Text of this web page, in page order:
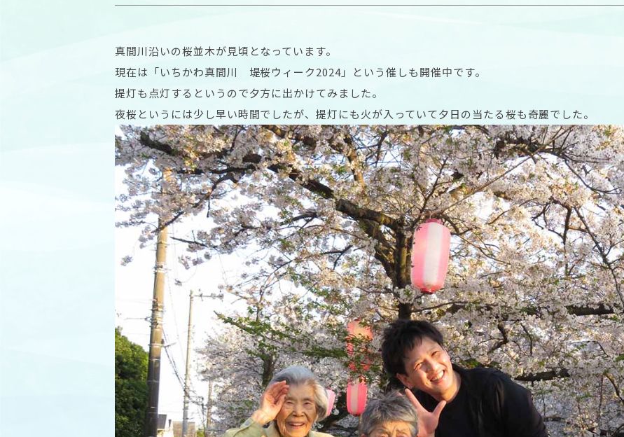
真間川沿いの桜並木が見頃となっています。
現在は「いちかわ真間川 堤桜ウィーク2024」という催しも開催中です。
提灯も点灯するというので夕方に出かけてみました。
夜桜というには少し早い時間でしたが、提灯にも火が入っていて夕日の当たる桜も奇麗でした。